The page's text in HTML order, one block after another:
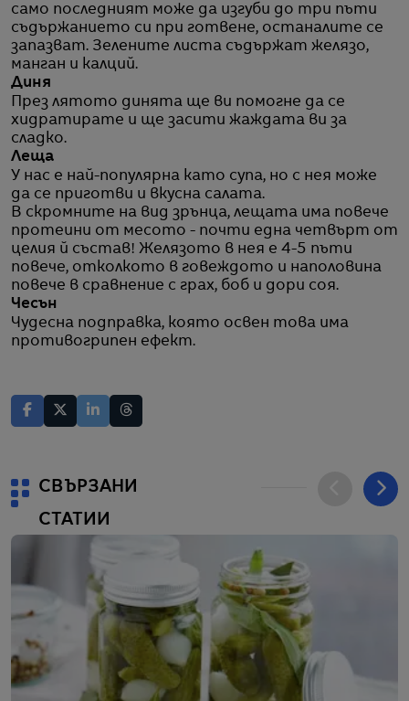
само последният може да изгуби до три пъти
съдържанието си при готвене, останалите се
запазват. Зелените листа съдържат желязо,
манган и калций.
Диня
През лятото динята ще ви помогне да се
хидратирате и ще засити жаждата ви за
сладко.
Леща
У нас е най-популярна като супа, но с нея може
да се приготви и вкусна салата.
В скромните на вид зрънца, лещата има повече
протеини от месото - почти една четвърт от
целия й състав! Желязото в нея е 4-5 пъти
повече, отколкото в говеждото и наполовина
повече в сравнение с грах, боб и дори соя.
Чесън
Чудесна подправка, която освен това има
противогрипен ефект.
СВЪРЗАНИ
СТАТИИ